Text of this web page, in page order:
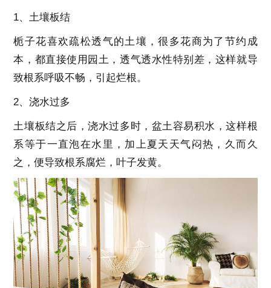
1、土壤板结
栀子花喜欢疏松透气的土壤，很多花商为了节约成
本，都直接使用园土，透气透水性特别差，这样就导
致根系呼吸不畅，引起烂根。
2、浇水过多
土壤板结之后，浇水过多时，盆土容易积水，这样根
系等于一直泡在水里，加上夏天天气闷热，久而久
之，便导致根系腐烂，叶子发黄。